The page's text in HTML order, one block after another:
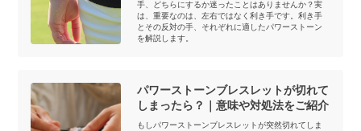
手、どちらにするか迷ったことはありませんか？実
は、重要なのは、左右ではなく利き手です。利き手
とその反対の手、それぞれに適したパワーストーン
を解説します。
パワーストーンブレスレットが切れて
しまったら？｜意味や対処法をご紹介
もしパワーストーンブレスレットが突然切れてしま